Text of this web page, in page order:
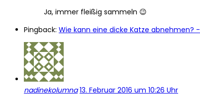
Ja, immer fleißig sammeln 😉
Pingback: Wie kann eine dicke Katze abnehmen?
nadinekolumna 13. Februar 2016 um 10:26 Uhr